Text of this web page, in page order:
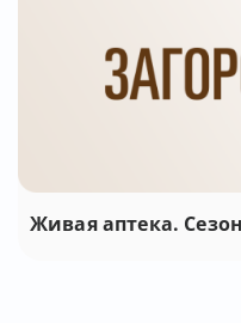
Живая аптека.